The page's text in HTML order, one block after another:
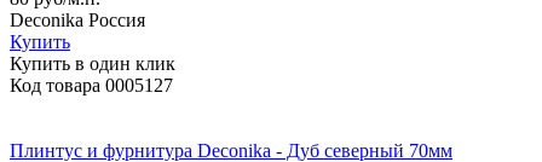
Deconika Россия
Купить
Купить в один клик
Код товара 0005127
Плинтус и фурнитура Deconika - Дуб северный 70мм